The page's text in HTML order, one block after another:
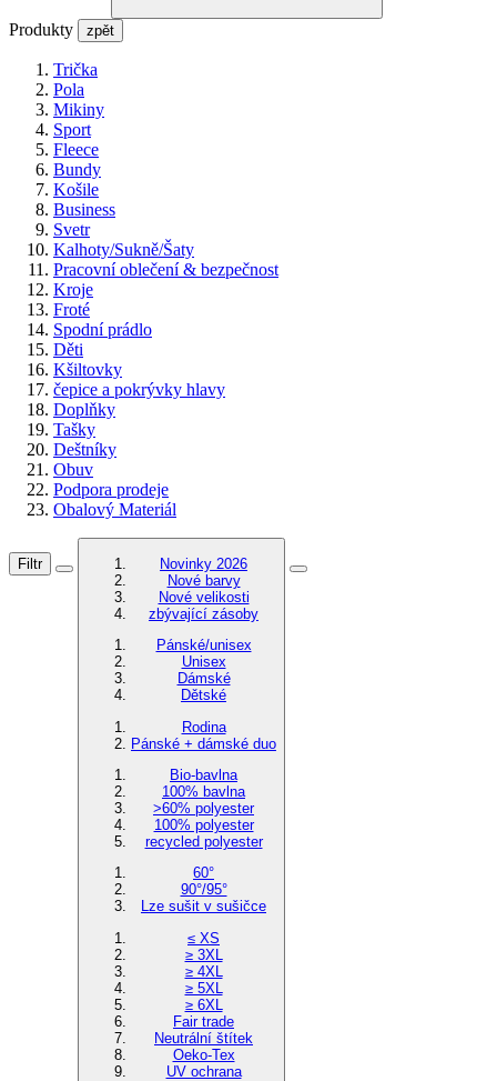
Produkty zpět
Trička
Pola
Mikiny
Sport
Fleece
Bundy
Košile
Business
Svetr
Kalhoty/Sukně/Šaty
Pracovní oblečení & bezpečnost
Kroje
Froté
Spodní prádlo
Děti
Kšiltovky
čepice a pokrývky hlavy
Doplňky
Tašky
Deštníky
Obuv
Podpora prodeje
Obalový Materiál
Filtr
Novinky 2026
Nové barvy
Nové velikosti
zbývající zásoby
Pánské/unisex
Unisex
Dámské
Dětské
Rodina
Pánské + dámské duo
Bio-bavlna
100% bavlna
>60% polyester
100% polyester
recycled polyester
60°
90°/95°
Lze sušit v sušičce
≤ XS
≥ 3XL
≥ 4XL
≥ 5XL
≥ 6XL
Fair trade
Neutrální štítek
Oeko-Tex
UV ochrana